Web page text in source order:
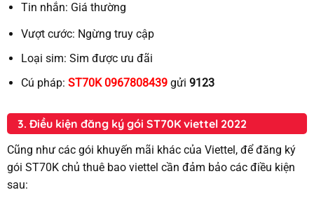
Tin nhắn: Giá thường
Vượt cước: Ngừng truy cập
Loại sim:Sim được ưu đãi
Cú pháp:ST70K 0967808439 gửi9123
3. Điều kiện đăng ký gói ST70K viettel 2022
Cũng như các gói khuyến mãi khác của Viettel, để đăng ký
gói ST70K chủ thuê bao viettel cần đảm bảo các điều kiện
sau: